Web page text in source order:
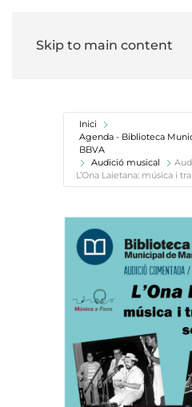
Skip to main content
Inici
Agenda - Biblioteca
BBVA
Audició musical
L’Ona Laietana: música i